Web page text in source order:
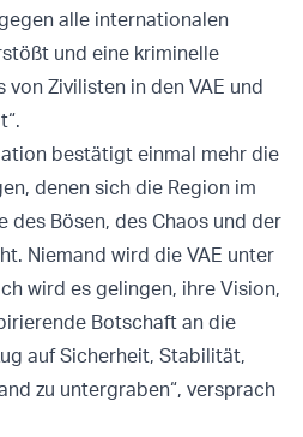
alle internationalen
und eine kriminelle
Zivilisten in den VAE und
bestätigt einmal mehr die
denen sich die Region im
des Bösen, des Chaos und der
Niemand wird die VAE unter
wird es gelingen, ihre Vision,
Botschaft an die
auf Sicherheit, Stabilität,
zu untergraben“, versprach